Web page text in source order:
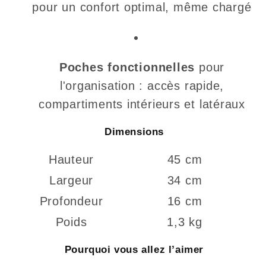
pour un confort optimal, même chargé
Poches fonctionnelles pour
l'organisation : accès rapide,
compartiments intérieurs et latéraux
Dimensions
Hauteur
45 cm
Largeur
34 cm
Profondeur
16 cm
Poids
1,3 kg
Pourquoi vous allez l’aimer